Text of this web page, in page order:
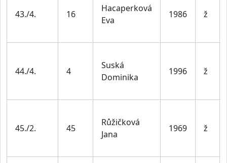
43./4. 16
Hacaperková
Eva
1986 ž
44./4. 4
Suská
Dominika
1996 ž
45./2. 45
Růžičková
Jana
1969 ž